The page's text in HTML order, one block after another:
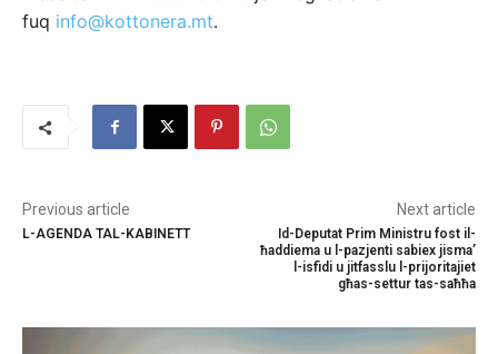
fuq info@kottonera.mt.
Previous article
L-AGENDA TAL-KABINETT
Next article
Id-Deputat Prim Ministru fost il-
ħaddiema u l-pazjenti sabiex jisma’
l-isfidi u jitfasslu l-prijoritajiet
għas-settur tas-saħħa